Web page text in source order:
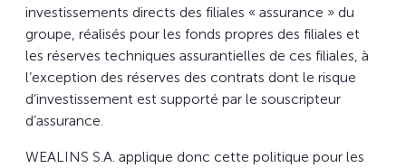
investissements directs des filiales « assurance » du
groupe, réalisés pour les fonds propres des filiales et
les réserves techniques assurantielles de ces filiales, à
l’exception des réserves des contrats dont le risque
d’investissement est supporté par le souscripteur
d’assurance.
WEALINS S.A. applique donc cette politique pour les